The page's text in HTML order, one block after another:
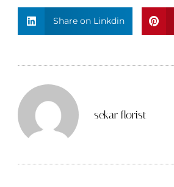
Share on Linkdin
sekar florist